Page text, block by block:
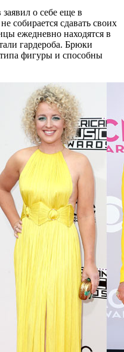
о себе еще в
собирается сдавать своих
ежедневно находятся в
гардероба. Брюки
фигуры и способны